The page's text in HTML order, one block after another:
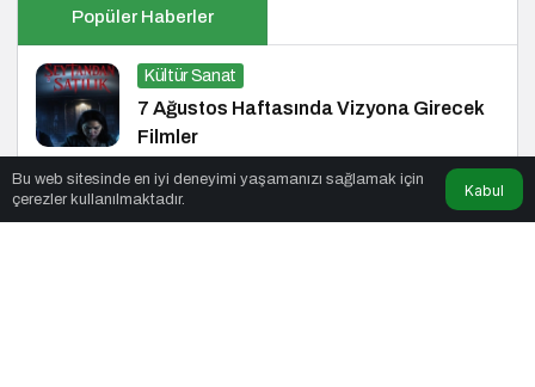
Popüler Haberler
Kültür Sanat
7 Ağustos Haftasında Vizyona Girecek
Filmler
Siyaset
Bu web sitesinde en iyi deneyimi yaşamanızı sağlamak için
çerezler kullanılmaktadır.
Kabul